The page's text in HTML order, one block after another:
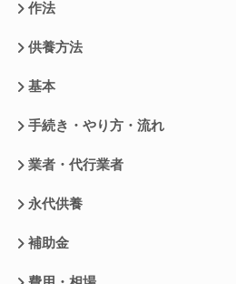
作法
供養方法
基本
手続き・やり方・流れ
業者・代行業者
永代供養
補助金